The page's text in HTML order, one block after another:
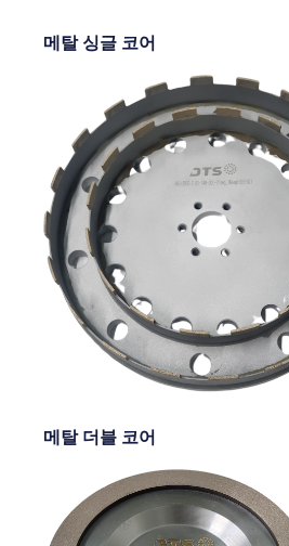
메탈 싱글 코어
메탈 더블 코어